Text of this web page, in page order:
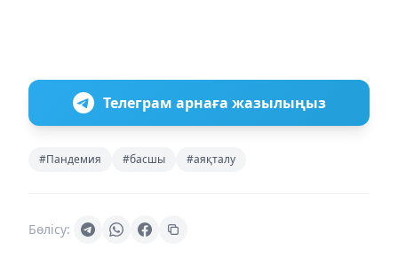
Телеграм арнаға жазылыңыз
#Пандемия #басшы #аяқталу
Бөлісу: